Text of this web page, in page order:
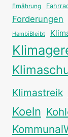
Ernährung
Forderungen
HambiBleibt
Klimastreik
Koeln